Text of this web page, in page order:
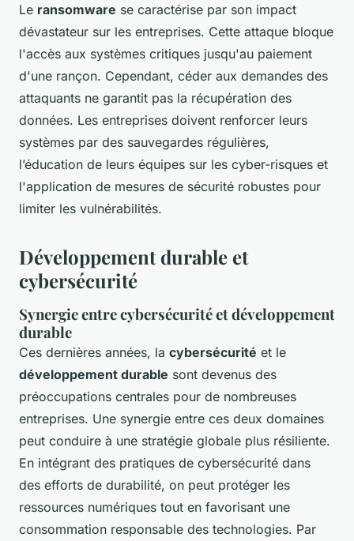
Le ransomware se caractérise par son impact
dévastateur sur les entreprises. Cette attaque bloque
l'accès aux systèmes critiques jusqu'au paiement
d'une rançon. Cependant, céder aux demandes des
attaquants ne garantit pas la récupération des
données. Les entreprises doivent renforcer leurs
systèmes par des sauvegardes régulières,
l’éducation de leurs équipes sur les cyber-risques et
l'application de mesures de sécurité robustes pour
limiter les vulnérabilités.
Développement durable et
cybersécurité
Synergie entre cybersécurité et développement
durable
Ces dernières années, la cybersécurité et le
développement durable sont devenus des
préoccupations centrales pour de nombreuses
entreprises. Une synergie entre ces deux domaines
peut conduire à une stratégie globale plus résiliente.
En intégrant des pratiques de cybersécurité dans
des efforts de durabilité, on peut protéger les
ressources numériques tout en favorisant une
consommation responsable des technologies. Par